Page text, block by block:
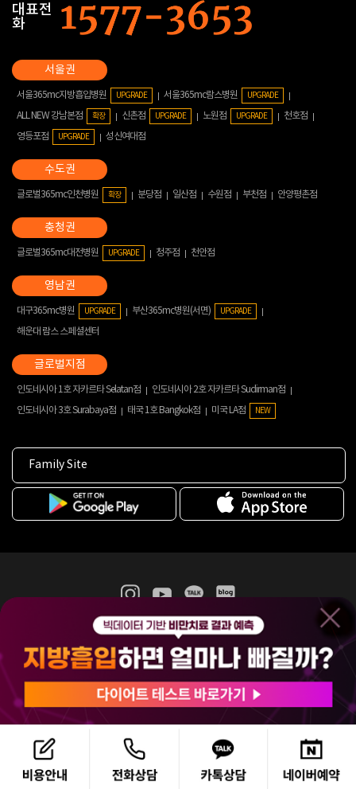
대표전
화
서울365mc지방흡입병원 UPGRADE 서울365mc람스병원 UPGRADE
ALL NEW 강남본점 확장 신촌점 UPGRADE 노원점 UPGRADE
천호점
영등포점
UPGRADE 성신여대점
글로벌365mc인천병원 확장 분당점 일산점 수원점 부천점 안양평촌점
글로벌365mc대전병원 UPGRADE 청주점 천안점
대구365mc병원 UPGRADE 부산365mc병원(서면) UPGRADE
해운대 람스 스페셜센터
인도네시아 1호 자카르타 Selatan점
인도네시아 2호 자카르타 Sudirman점
인도네시아 3호 Surabaya점
태국 1호 Bangkok점 미국 LA점 NEW
Family Site
365mc 병·의원 이용약관
홈페이지 이용약관
비급여진료수가
(주)365mcㅣ서울특별시 서초구 서초대로52길 7, 3~4층(서초동, 제일빌딩)
120-87-04354ㅣ김남철
COPYRIGHT(C) 2025 365mc. ALL RIGHTS RESERVED.